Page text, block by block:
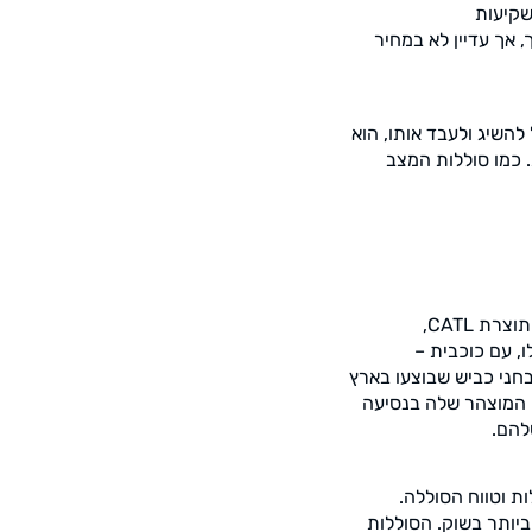
אך עדיין לא במחיר
ולעבד אותו, הוא
כמו סוללות המצב
תוצרת CATL
,
עם כוכבית –
כביש שבוצעו בארץ
ל-100% מהטווח המוצהר שלה בנסיעה
וטווח הסוללה.
בשוק. הסוללות